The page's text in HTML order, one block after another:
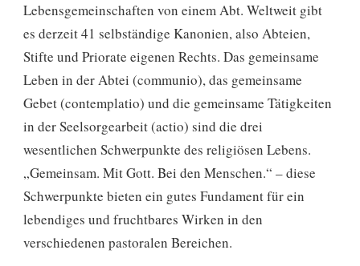
Lebensgemeinschaften von einem Abt. Weltweit gibt
es derzeit 41 selbständige Kanonien, also Abteien,
Stifte und Priorate eigenen Rechts. Das gemeinsame
Leben in der Abtei (communio), das gemeinsame
Gebet (contemplatio) und die gemeinsame Tätigkeiten
in der Seelsorgearbeit (actio) sind die drei
wesentlichen Schwerpunkte des religiösen Lebens.
„Gemeinsam. Mit Gott. Bei den Menschen.“ – diese
Schwerpunkte bieten ein gutes Fundament für ein
lebendiges und fruchtbares Wirken in den
verschiedenen pastoralen Bereichen.